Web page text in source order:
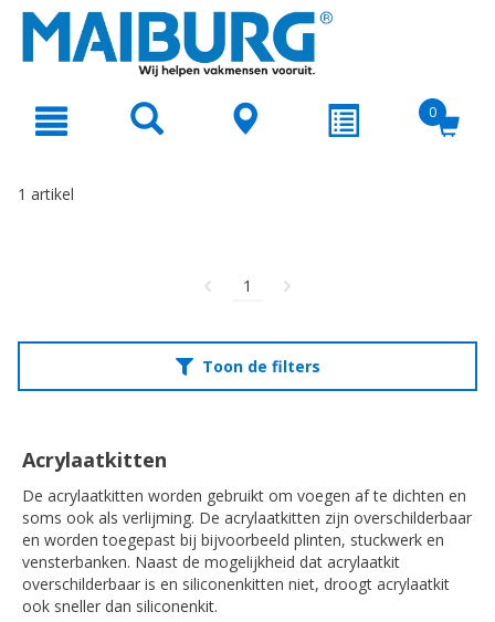
text.skipToNavigation
0
1 artikel
1
Toon de filters
Acrylaatkitten
De acrylaatkitten worden gebruikt om voegen af te dichten en
soms ook als verlijming. De acrylaatkitten zijn overschilderbaar
en worden toegepast bij bijvoorbeeld plinten, stuckwerk en
vensterbanken. Naast de mogelijkheid dat acrylaatkit
overschilderbaar is en siliconenkitten niet, droogt acrylaatkit
ook sneller dan siliconenkit.